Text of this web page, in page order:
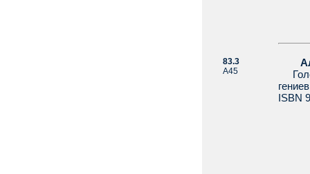
83.3
А45
ISBN